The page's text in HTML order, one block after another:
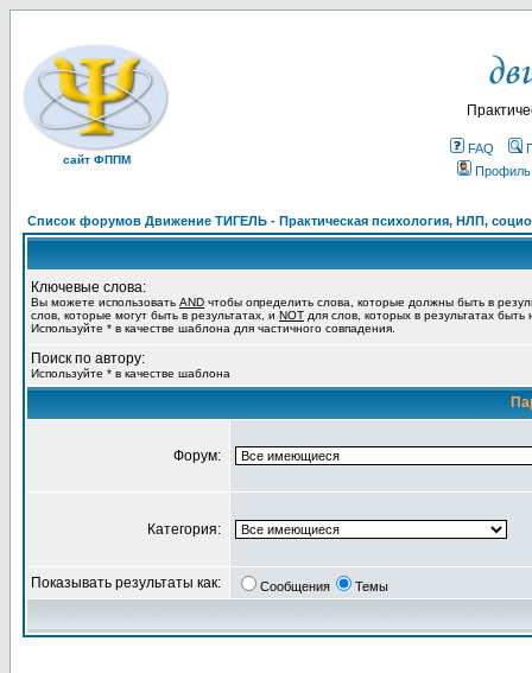
сайт ФППМ
FAQ
Профиль
Список форумов Движение ТИГЕЛЬ - Практическая психология, НЛП,
Ключевые слова:
Вы можете использовать AND чтобы определить слова, которые должны быть в
слов, которые могут быть в результатах, и NOT для слов, которых в результатах
Используйте * в качестве шаблона для частичного совпадения.
Поиск по автору:
Используйте * в качестве шаблона
Форум:
Категория:
Показывать результаты как: Сообщения Темы